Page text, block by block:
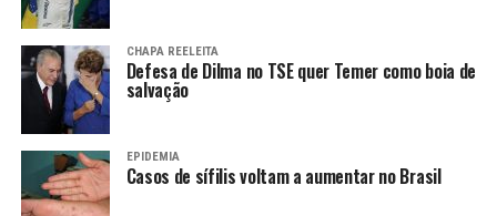
CHAPA REELEITA
Defesa de Dilma no TSE quer Temer como boia de
salvação
EPIDEMIA
Casos de sífilis voltam a aumentar no Brasil